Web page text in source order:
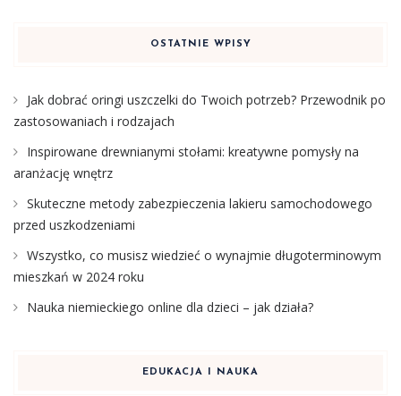
OSTATNIE WPISY
Jak dobrać oringi uszczelki do Twoich potrzeb? Przewodnik po
zastosowaniach i rodzajach
Inspirowane drewnianymi stołami: kreatywne pomysły na
aranżację wnętrz
Skuteczne metody zabezpieczenia lakieru samochodowego
przed uszkodzeniami
Wszystko, co musisz wiedzieć o wynajmie długoterminowym
mieszkań w 2024 roku
Nauka niemieckiego online dla dzieci – jak działa?
EDUKACJA I NAUKA